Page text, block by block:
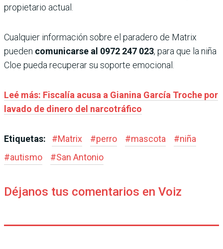
propietario actual.
Cualquier información sobre el paradero de Matrix
pueden comunicarse al 0972 247 023, para que la niña
Cloe pueda recuperar su soporte emocional.
Leé más: Fiscalía acusa a Gianina García Troche por
lavado de dinero del narcotráfico
Etiquetas: #Matrix #perro #mascota #niña
#autismo #San Antonio
Déjanos tus comentarios en Voiz